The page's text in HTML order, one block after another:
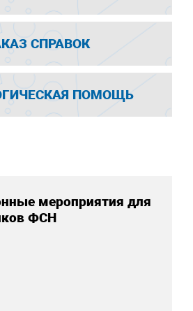
СПРАВОК
ПОМОЩЬ
мероприятия для
ФСН